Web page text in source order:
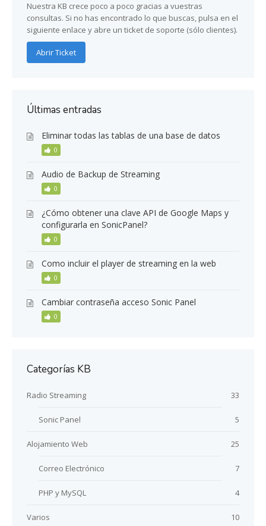
Nuestra KB crece poco a poco gracias a vuestras
consultas. Si no has encontrado lo que buscas, pulsa en el
siguiente enlace y abre un ticket de soporte (sólo clientes).
Abrir Ticket
Últimas entradas
Eliminar todas las tablas de una base de datos
0
Audio de Backup de Streaming
0
¿Cómo obtener una clave API de Google Maps y
configurarla en SonicPanel?
0
Como incluir el player de streaming en la web
0
Cambiar contraseña acceso Sonic Panel
0
Categorías KB
Radio Streaming 33
Sonic Panel 5
Alojamiento Web 25
Correo Electrónico 7
PHP y MySQL 4
Varios 10